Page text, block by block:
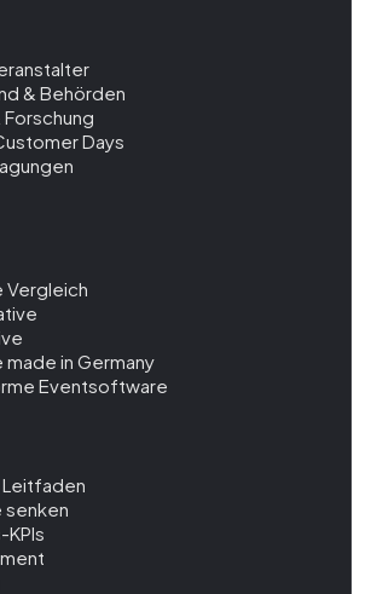
& Behörden
Days
in Germany
Eventsoftware
senken